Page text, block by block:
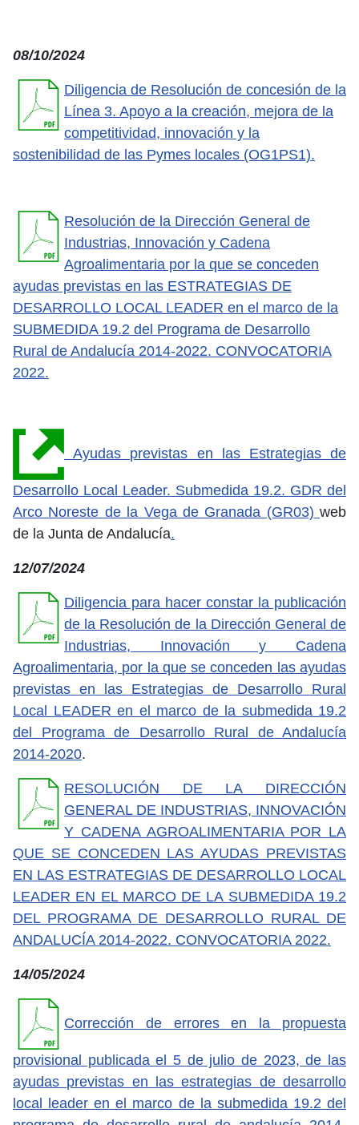
08/10/2024
Diligencia de Resolución de concesión de la
Línea 3. Apoyo a la creación, mejora de la
competitividad, innovación y la
sostenibilidad de las Pymes locales (OG1PS1).
Resolución de la Dirección General de
Industrias, Innovación y Cadena
Agroalimentaria por la que se conceden
ayudas previstas en las ESTRATEGIAS DE
DESARROLLO LOCAL LEADER en el marco de la
SUBMEDIDA 19.2 del Programa de Desarrollo
Rural de Andalucía 2014-2022. CONVOCATORIA
2022.
Ayudas previstas en las Estrategias de
Desarrollo Local Leader. Submedida 19.2. GDR del
Arco Noreste de la Vega de Granada (GR03) web
de la Junta de Andalucía.
12/07/2024
Diligencia para hacer constar la publicación
de la Resolución de la Dirección General de
Industrias, Innovación y Cadena
Agroalimentaria, por la que se conceden las ayudas
previstas en las Estrategias de Desarrollo Rural
Local LEADER en el marco de la submedida 19.2
del Programa de Desarrollo Rural de Andalucía
2014-2020.
RESOLUCIÓN DE LA DIRECCIÓN
GENERAL DE INDUSTRIAS, INNOVACIÓN
Y CADENA AGROALIMENTARIA POR LA
QUE SE CONCEDEN LAS AYUDAS PREVISTAS
EN LAS ESTRATEGIAS DE DESARROLLO LOCAL
LEADER EN EL MARCO DE LA SUBMEDIDA 19.2
DEL PROGRAMA DE DESARROLLO RURAL DE
ANDALUCÍA 2014-2022. CONVOCATORIA 2022.
14/05/2024
Corrección de errores en la propuesta
provisional publicada el 5 de julio de 2023, de las
ayudas previstas en las estrategias de desarrollo
local leader en el marco de la submedida 19.2 del